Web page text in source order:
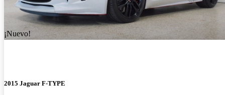
¡Nuevo!
2015 Jaguar F-TYPE